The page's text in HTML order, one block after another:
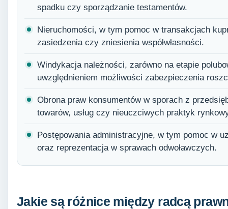
spadku czy sporządzanie testamentów.
Nieruchomości, w tym pomoc w transakcjach
zasiedzenia czy zniesienia współwłasności.
Windykacja należności, zarówno na etapie
uwzględnieniem możliwości zabezpieczenia
Obrona praw konsumentów w sporach z
towarów, usług czy nieuczciwych praktyk
Postępowania administracyjne, w tym pomoc w
oraz reprezentacja w sprawach odwoławczych.
Jakie są różnice między radcą